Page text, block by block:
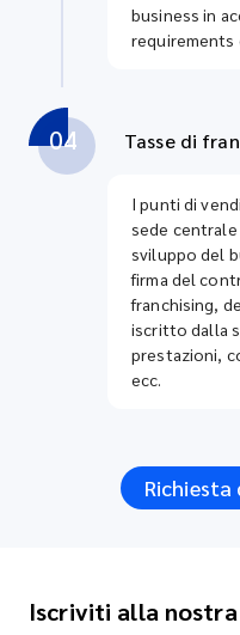
business in
requirements
04 Tasse di
I punti di
sede centrale
sviluppo del
firma del
franchising,
iscritto dalla
prestazioni,
ecc.
Iscriviti alla